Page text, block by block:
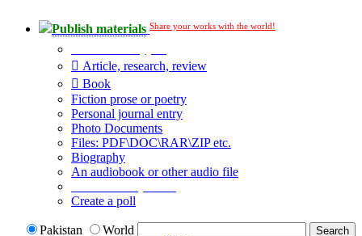
Publish materials Share your works with the world!
Article, research, review
Book
Fiction prose or poetry
Personal journal entry
Photo Documents
Files: PDF\DOC\RAR\ZIP etc.
Biography
An audiobook or other audio file
Create a poll
Pakistan
World